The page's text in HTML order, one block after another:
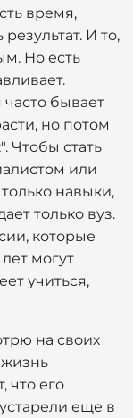
время,
И то,
Но есть
бывает
но потом
Чтобы стать
или
навыки,
только вуз.
которые
могут
учиться,
на своих
что его
еще в